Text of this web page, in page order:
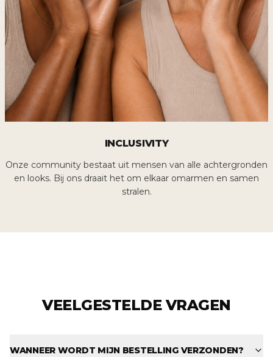
INCLUSIVITY
Onze community bestaat uit mensen van alle achtergronden
en looks. Bij ons draait het om elkaar omarmen en samen
stralen.
VEELGESTELDE VRAGEN
WANNEER WORDT MIJN BESTELLING VERZONDEN?